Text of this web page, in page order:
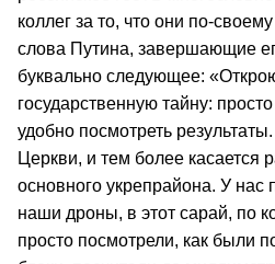
коллег за то, что они по-
слова Путина, завершающие
буквально следующее:
государственную тайну:
удобно посмотреть
Церкви, и тем более
основного укрепрайона. У нас
наши дроны, в этот сарай, по
просто посмотрели, как были